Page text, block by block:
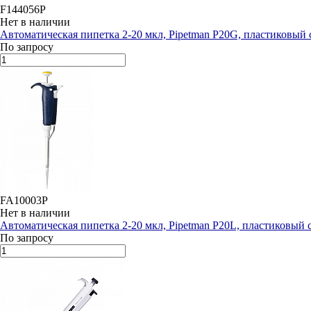
F144056P
Нет в наличии
Автоматическая пипетка 2-20 мкл, Pipetman P20G, пластиковый
По запросу
FA10003P
Нет в наличии
Автоматическая пипетка 2-20 мкл, Pipetman P20L, пластиковый
По запросу